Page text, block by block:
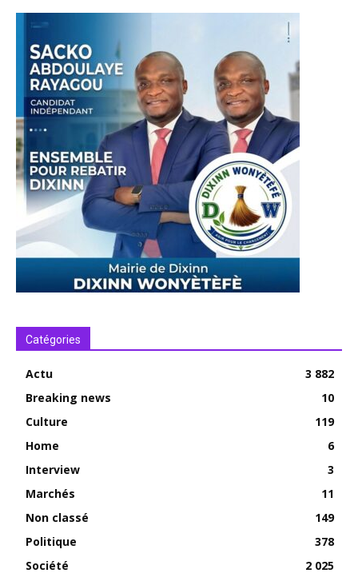
Catégories
Actu
3 882
Breaking news
10
Culture
119
Home
6
Interview
3
Marchés
11
Non classé
149
Politique
378
Société
2 025